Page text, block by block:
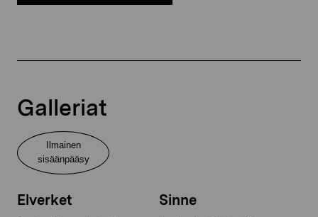
Galleriat
Ilmainen
sisäänpääsy
Elverket Sinne